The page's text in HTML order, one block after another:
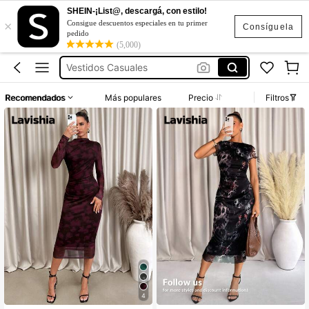
Consíguela
×
SHEIN-¡List@, descargá, con estilo!
Consigue descuentos especiales en tu primer
pedido
(5,000)
Vestidos Elegantes Largos
Vestidos
Vestidos Casuales
Vestidos Elegantes Para Dama
Vestidos Elegantes Largos
Vestidos
Recomendados Más populares Precio Filtros
4